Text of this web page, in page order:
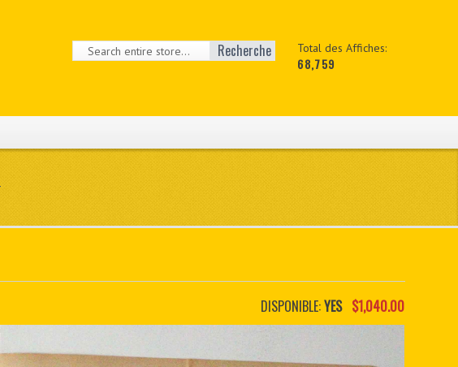
Total des Affiches:
68,759
Recherche
DISPONIBLE:YES $1,040.00